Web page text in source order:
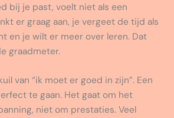
bij je past, voelt niet als een
er graag aan, je vergeet de tijd als
en je wilt er meer over leren. Dat
graadmeter.
van “ik moet er goed in zijn”. Een
te gaan. Het gaat om het
niet om prestaties. Veel